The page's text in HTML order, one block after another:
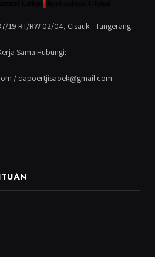
19 RT/RW 02/04, Cisauk - Tangerang
Sama Hubungi:
/ dapoertjisaoek@gmail.com